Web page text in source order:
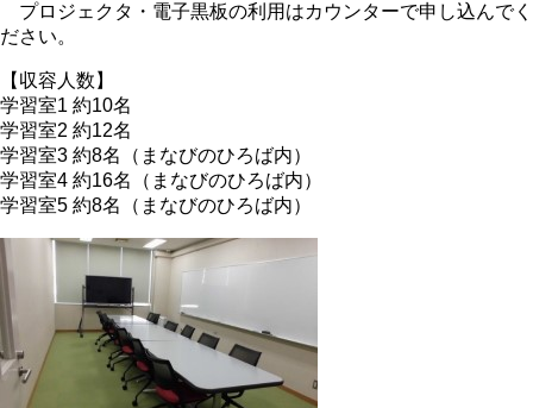
プロジェクタ・電子黒板の利用はカウンターで申し込んでく
ださい。
【収容人数】
学習室1 約10名
学習室2 約12名
学習室3 約8名（まなびのひろば内）
学習室4 約16名（まなびのひろば内）
学習室5 約8名（まなびのひろば内）